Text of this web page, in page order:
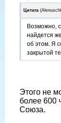
Цитата (
Возможно,
найдется
об этом. Я
закрытой
Этого не
более 600
Союза.